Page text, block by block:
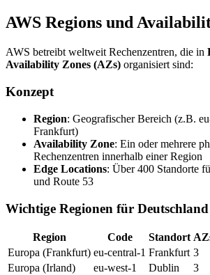
AWS Regions und
AWS betreibt weltweit Rechenzentren, die in
Availability Zones (AZs) organisiert sind:
Konzept
Region: Geografischer Bereich (z.B.
Frankfurt)
Availability Zone: Ein oder mehrere
Rechenzentren innerhalb einer Region
Edge Locations: Über 400 Standorte
und Route 53
Wichtige Regionen für Deutschland
Region Code Standort
Europa (Frankfurt) eu-central-1 Frankfurt 3
Europa (Irland)
eu-west-1 Dublin
3